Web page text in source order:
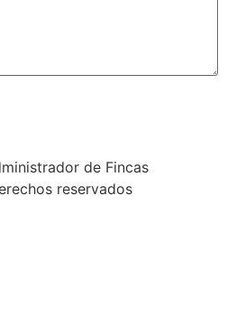
de Fincas
reservados